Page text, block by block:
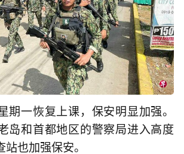
期一恢复上课，保安明显加强。
岛和首都地区的警察局进入高度
也加强保安。